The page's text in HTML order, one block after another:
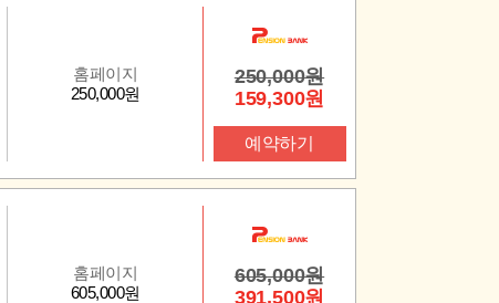
홈페이지
250,000원
250,000원
159,300원
예약하기
홈페이지
605,000원
605,000원
391,500원